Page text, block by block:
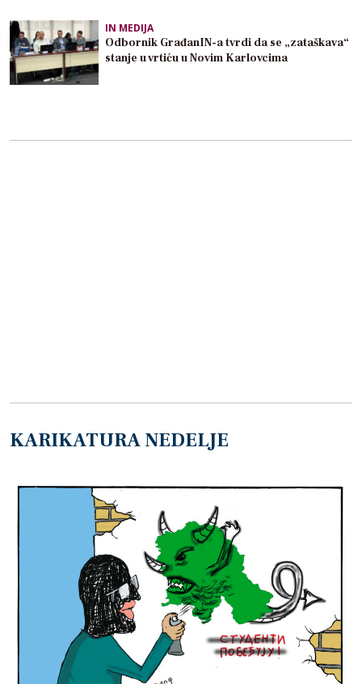
IN MEDIJA
Odbornik GrađanIN-a tvrdi da se „zataškava“
stanje u vrtiću u Novim Karlovcima
KARIKATURA NEDELJE